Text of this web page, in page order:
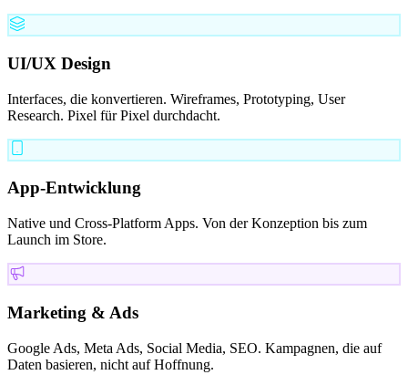
UI/UX Design
Interfaces, die konvertieren. Wireframes, Prototyping, User
Research. Pixel für Pixel durchdacht.
App-Entwicklung
Native und Cross-Platform Apps. Von der Konzeption bis zum
Launch im Store.
Marketing & Ads
Google Ads, Meta Ads, Social Media, SEO. Kampagnen, die auf
Daten basieren, nicht auf Hoffnung.